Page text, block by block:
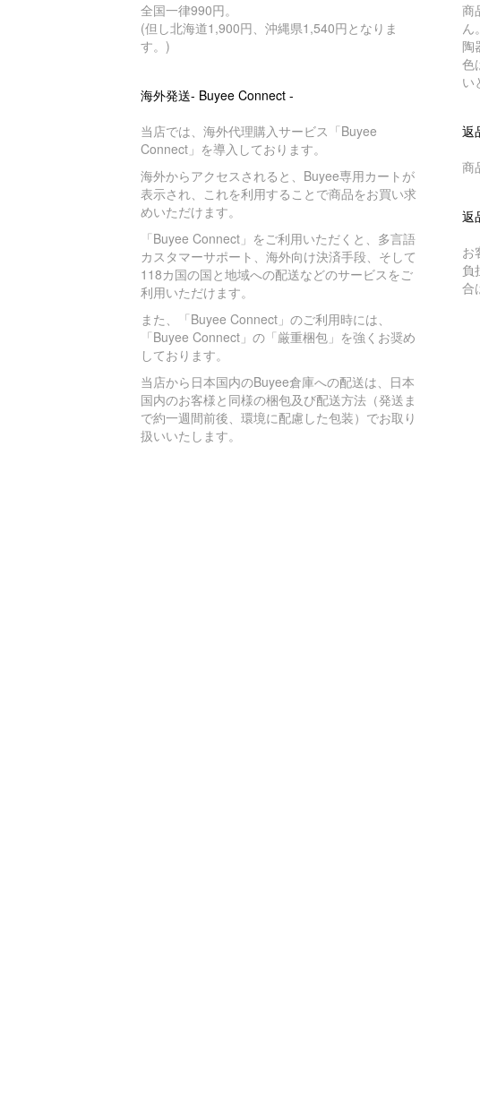
全国一律990円。
(但し北海道1,900円、沖縄県1,540円となりま
す。)
海外発送- Buyee Connect -
当店では、海外代理購入サービス「Buyee
Connect」を導入しております。
海外からアクセスされると、Buyee専用カートが
表示され、これを利用することで商品をお買い求
めいただけます。
「Buyee Connect」をご利用いただくと、多言語
カスタマーサポート、海外向け決済手段、そして
118カ国の国と地域への配送などのサービスをご
利用いただけます。
また、「Buyee Connect」のご利用時には、
「Buyee Connect」の「厳重梱包」を強くお奨め
しております。
当店から日本国内のBuyee倉庫への配送は、日本
国内のお客様と同様の梱包及び配送方法（発送ま
で約一週間前後、環境に配慮した包装）でお取り
扱いいたします。
商
ん。
陶
色
い
返
商
返
お
負
合